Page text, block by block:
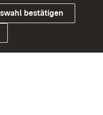
bestätigen